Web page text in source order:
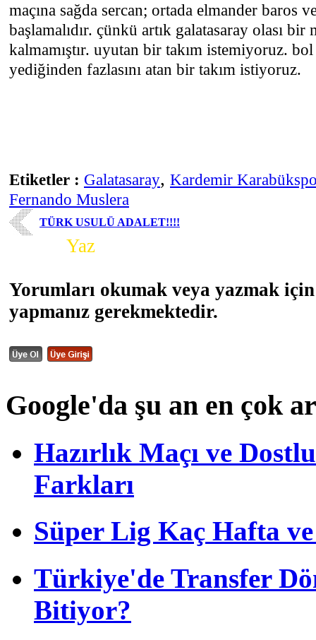
maçına sağda sercan; ortada elmander baros
başlamalıdır. çünkü artık galatasaray olası
kalmamıştır. uyutan bir takım istemiyoruz.
yediğinden fazlasını atan bir takım istiyoruz.
Etiketler : Galatasaray, Kardemir
Fernando Muslera
TÜRK USULÜ ADALET!!!!
Yaz
Yorumları okumak veya yazmak
yapmanız gerekmektedir.
Google'da şu an en çok
Hazırlık Maçı ve
Farkları
Süper Lig Kaç Hafta
Türkiye'de Transfer
Bitiyor?